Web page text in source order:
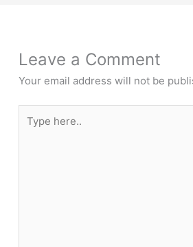
Leave a Comment
Your email address will not be
here..